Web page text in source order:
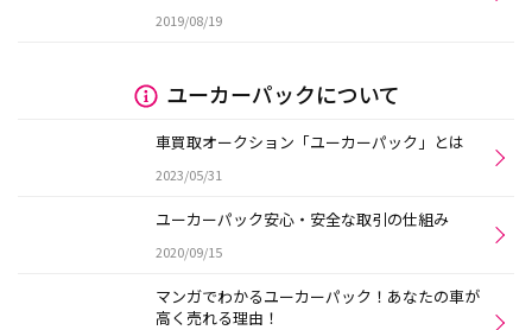
2019/08/19
ユーカーパックについて
車買取オークション「ユーカーパック」とは
2023/05/31
ユーカーパック安心・安全な取引の仕組み
2020/09/15
マンガでわかるユーカーパック！あなたの車が
高く売れる理由！